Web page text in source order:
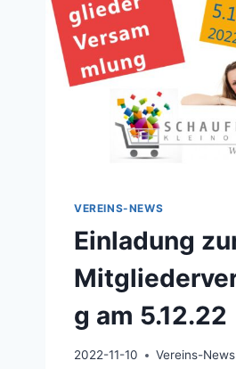
VEREINS-NEWS
Einladung
g am 5.12.22
2022-11-10 Vereins-News